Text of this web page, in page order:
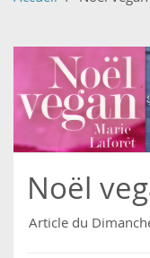
Noël
Article du